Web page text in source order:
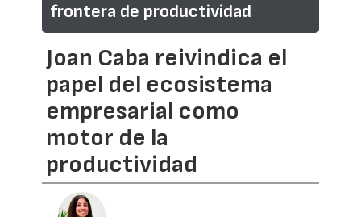
frontera de productividad
Joan Caba reivindica el
papel del ecosistema
empresarial como
motor de la
productividad